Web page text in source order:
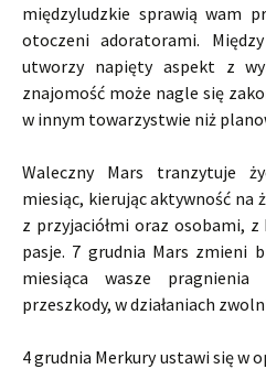
międzyludzkie sprawią wam
otoczeni adoratorami.
utworzy napięty aspekt z
znajomość może nagle się
w innym towarzystwie niż
Waleczny Mars tranzytuje
miesiąc, kierując aktywność
z przyjaciółmi oraz osobami,
pasje. 7 grudnia Mars zmieni
miesiąca wasze
przeszkody, w działaniach
4 grudnia Merkury ustawi się w